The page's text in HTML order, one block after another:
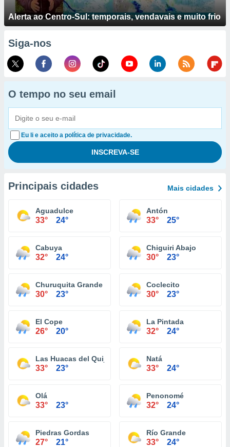
Alerta ao Centro-Sul: temporais, vendavais e muito frio
Siga-nos
O tempo no seu email
Eu li e aceito a política de privacidade.
Principais cidades Mais cidades
Aguadulce
33° 24°
Antón
33° 25°
Cabuya
32° 24°
Chiguiri Abajo
30° 23°
Churuquita Grande
30° 23°
Coclecito
30° 23°
El Cope
26° 20°
La Pintada
32° 24°
Las Huacas del Quije
33° 23°
Natá
33° 24°
Olá
33° 23°
Penonomé
32° 24°
Piedras Gordas
27° 21°
Río Grande
33° 24°